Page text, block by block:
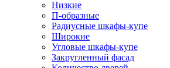
Низкие
П-образные
Радиусные шкафы-купе
Широкие
Угловые шкафы-купе
Закругленный фасад